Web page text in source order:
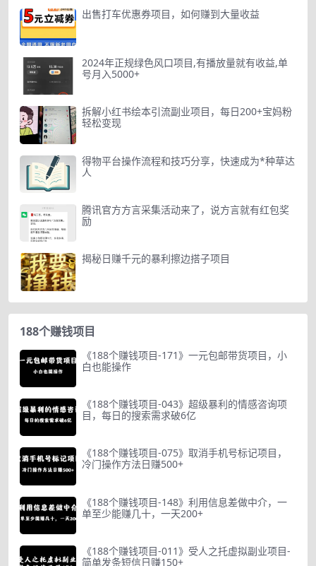
出售打车优惠券项目，如何赚到大量收益
2024年正规绿色风口项目,有播放量就有收益,单
号月入5000+
拆解小红书绘本引流副业项目，每日200+宝妈粉
轻松变现
得物平台操作流程和技巧分享，快速成为*种草达
人
腾讯官方方言采集活动来了，说方言就有红包奖
励
揭秘日赚千元的暴利擦边搭子项目
188个赚钱项目
《188个赚钱项目-171》一元包邮带货项目，小
白也能操作
《188个赚钱项目-043》超级暴利的情感咨询项
目，每日的搜索需求破6亿
《188个赚钱项目-075》取消手机号标记项目，
冷门操作方法日赚500+
《188个赚钱项目-148》利用信息差做中介，一
单至少能赚几十，一天200+
《188个赚钱项目-011》受人之托虚拟副业项目-
简单发条短信日赚150+